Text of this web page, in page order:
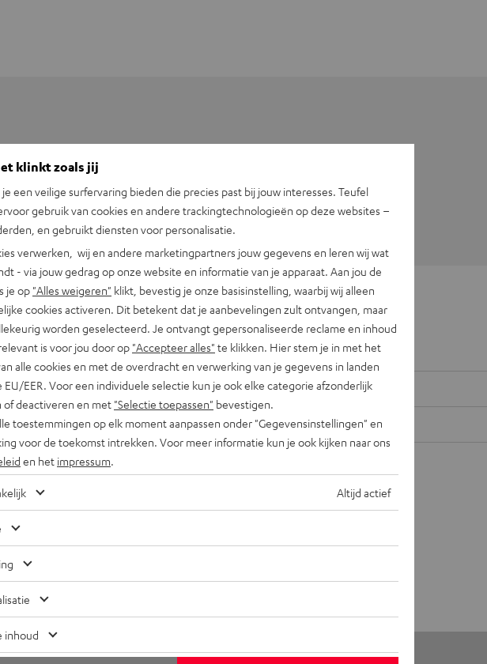
USB-C naar koptelefoonaansluiting
klinkt zoals jij
je een veilige surfervaring bieden die precies past bij jouw interesses. Teufel
gebruik van cookies en andere trackingtechnologieën op deze websites –
en gebruikt diensten voor personalisatie.
verwerken, wij en andere marketingpartners jouw gegevens en leren wij wat
- via jouw gedrag op onze website en informatie van je apparaat. Aan jou de
je op "Alles weigeren" klikt, bevestig je onze basisinstelling, waarbij wij alleen
cookies activeren. Dit betekent dat je aanbevelingen zult ontvangen, maar
worden geselecteerd. Je ontvangt gepersonaliseerde reclame en inhoud
is voor jou door op "Accepteer alles" te klikken. Hier stem je in met het
alle cookies en met de overdracht en verwerking van je gegevens in landen
EU/EER. Voor een individuele selectie kun je ook elke categorie afzonderlijk
of deactiveren en met "Selectie toepassen" bevestigen.
toestemmingen op elk moment aanpassen onder "Gegevensinstellingen" en
voor de toekomst intrekken. Voor meer informatie kun je ook kijken naar ons
en het impressum
Altijd actief
inhoud